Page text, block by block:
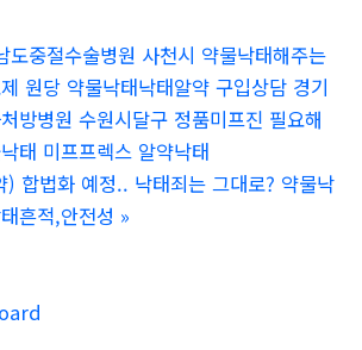
도중절수술병원 사천시 약물낙태해주는
원당 약물낙태낙­태알약 구입상담 경기
방병원 수원시달구 정품미프진 필요해
태 미프프렉스 알약낙­태
) 합법화 예정.. 낙태죄는 그대로? 약물낙
흔적,안전성 »